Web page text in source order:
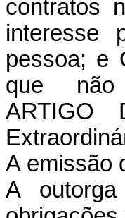
contratos
interesse
pessoa; e
que não
ARTIGO
A emissão
A